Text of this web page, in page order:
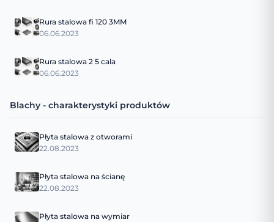
Rura stalowa fi 120 3MM
06.06.2023
Rura stalowa 2 5 cala
06.06.2023
Blachy - charakterystyki produktów
Płyta stalowa z otworami
22.08.2023
Płyta stalowa na ścianę
22.08.2023
Płyta stalowa na wymiar